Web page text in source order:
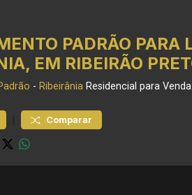
PADRÃO PARA
EM RIBEIRÃO
- Ribeirânia Residencial para
Comparar